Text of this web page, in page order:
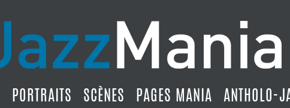
PORTRAITS SCÈNES PAGES MANIA ANTHOLO-